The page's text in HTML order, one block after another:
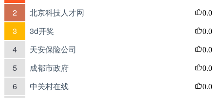
2 北京科技人才网 0.0
3 3d开奖 0.0
4 天安保险公司 0.0
5 成都市政府 0.0
6 中关村在线 0.0